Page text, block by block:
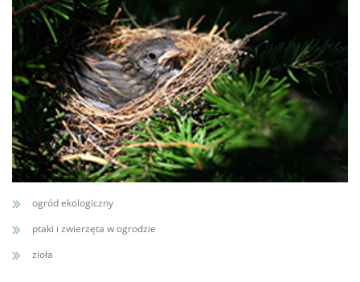
ogród ekologiczny
ptaki i zwierzęta w ogrodzie
zioła